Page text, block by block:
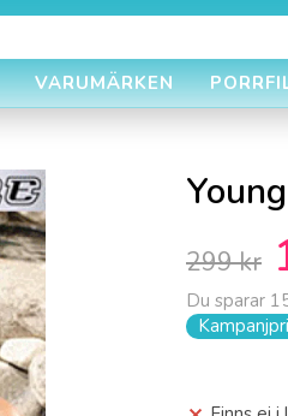
VARUMÄRKEN
299 kr
Du sparar